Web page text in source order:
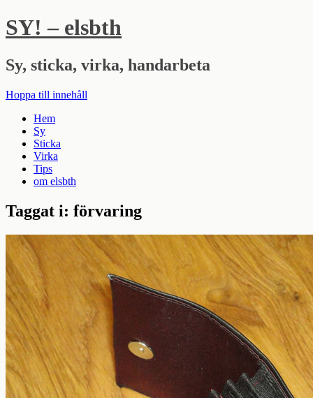
SY! – elsbth
Sy, sticka, virka, handarbeta
Hoppa till innehåll
Hem
Sy
Sticka
Virka
Tips
om elsbth
Taggat i: förvaring